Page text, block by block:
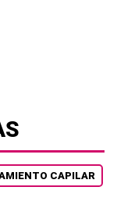
CAPILAR